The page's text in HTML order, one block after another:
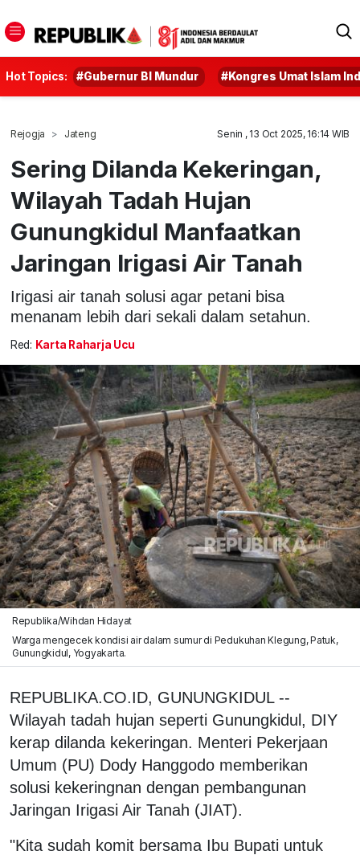
Hot Topics: #Gubernur BI Mundur #Kongres Umat Islam
Rejogja Jateng Senin , 13 Oct 2025, 16:14 WIB
Sering Dilanda Kekeringan,
Wilayah Tadah Hujan
Gunungkidul Manfaatkan
Jaringan Irigasi Air Tanah
Irigasi air tanah solusi agar petani bisa
menanam lebih dari sekali dalam setahun.
Red: Karta Raharja Ucu
Republika/Wihdan Hidayat
Warga mengecek kondisi air dalam sumur di Pedukuhan Klegung, Patuk,
Gunungkidul, Yogyakarta.
REPUBLIKA.CO.ID, GUNUNGKIDUL --
Wilayah tadah hujan seperti Gunungkidul, DIY
kerap dilanda kekeringan. Menteri Pekerjaan
Umum (PU) Dody Hanggodo memberikan
solusi kekeringnan dengan pembangunan
Jaringan Irigasi Air Tanah (JIAT).
"Kita sudah komit bersama Ibu Bupati untuk